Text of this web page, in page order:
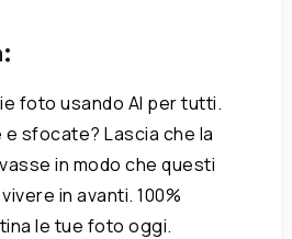
foto usando AI per tutti.
sfocate? Lascia che la
in modo che questi
in avanti. 100%
le tue foto oggi.